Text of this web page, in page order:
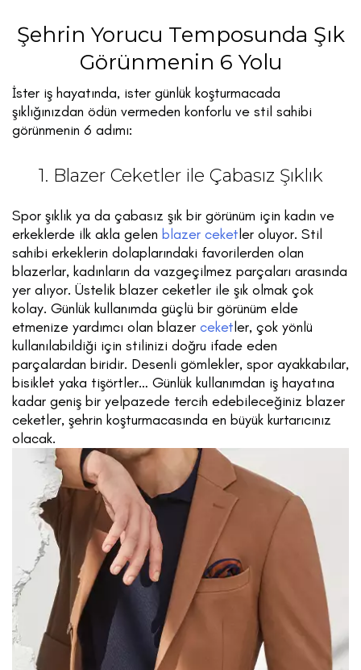
Şehrin Yorucu Temposunda Şık
Görünmenin 6 Yolu
İster iş hayatında, ister günlük koşturmacada
şıklığınızdan ödün vermeden konforlu ve stil sahibi
görünmenin 6 adımı:
1. Blazer Ceketler ile Çabasız Şıklık
Spor şıklık ya da çabasız şık bir görünüm için kadın ve
erkeklerde ilk akla gelen blazer ceketler oluyor. Stil
sahibi erkeklerin dolaplarındaki favorilerden olan
blazerlar, kadınların da vazgeçilmez parçaları arasında
yer alıyor. Üstelik blazer ceketler ile şık olmak çok
kolay. Günlük kullanımda güçlü bir görünüm elde
etmenize yardımcı olan blazer ceketler, çok yönlü
kullanılabildiği için stilinizi doğru ifade eden
parçalardan biridir. Desenli gömlekler, spor ayakkabılar,
bisiklet yaka tişörtler… Günlük kullanımdan iş hayatına
kadar geniş bir yelpazede tercih edebileceğiniz blazer
ceketler, şehrin koşturmacasında en büyük kurtarıcınız
olacak.